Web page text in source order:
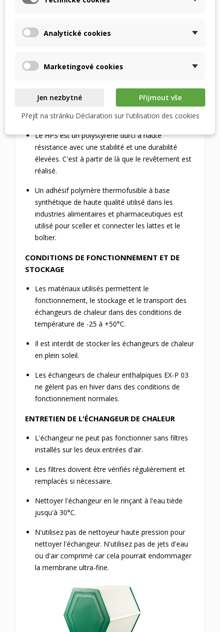
MATÉRIAUX UTILISÉS
Les ailettes de l'échangeur sont constituées d'
une membrane polymère microporeuse avec un
revêtement antibactérien
Le HPS est un polystyrène durci à haute
résistance avec une stabilité et une durabilité
élevées. C'est à partir de là que le revêtement est
réalisé.
Un adhésif polymère thermofusible à base
synthétique de haute qualité utilisé dans les
industries alimentaires et pharmaceutiques est
utilisé pour sceller et connecter les lattes et le
boîtier.
CONDITIONS DE FONCTIONNEMENT ET DE
STOCKAGE
Les matériaux utilisés permettent le
fonctionnement, le stockage et le transport des
échangeurs de chaleur dans des conditions de
température de -25 à +50°C.
Il est interdit de stocker les échangeurs de chaleur
en plein soleil.
Les échangeurs de chaleur enthalpiques EX-P 03
ne gèlent pas en hiver dans des conditions de
fonctionnement normales.
ENTRETIEN DE L'ÉCHANGEUR DE CHALEUR
L'échangeur ne peut pas fonctionner sans filtres
installés sur les deux entrées d'air.
Les filtres doivent être vérifiés régulièrement et
remplacés si nécessaire.
Nettoyer l'échangeur en le rinçant à l'eau tiède
jusqu'à 30°C.
N'utilisez pas de nettoyeur haute pression pour
nettoyer l'échangeur. N'utilisez pas de jets d'eau
ou d'air comprimé car cela pourrait endommager
la membrane ultra-fine.
Analytické cookies
Marketingové cookies
Jen nezbytné
Přijmout vše
Přejít na stránku Déclaration sur l'utilisation des cookies